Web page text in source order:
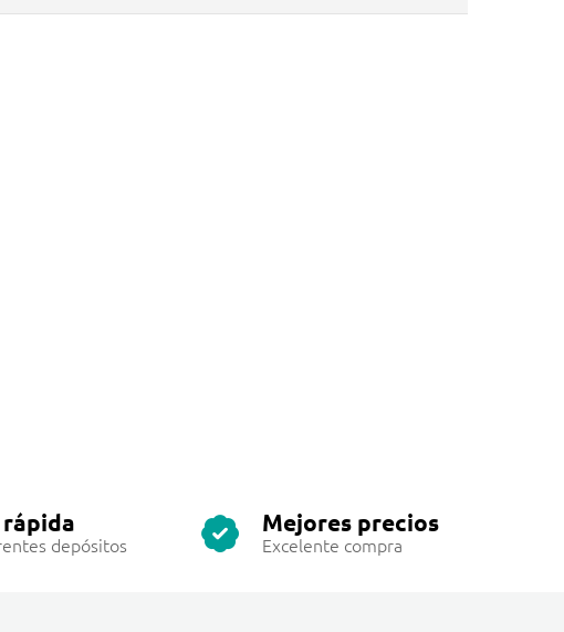
depósitos
Mejores precios
Excelente compra